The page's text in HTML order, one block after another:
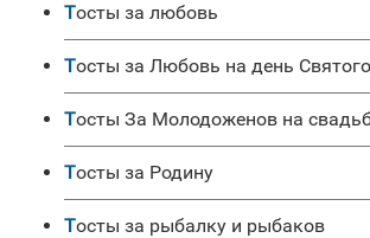
Тосты за любовь
Тосты за Любовь на день
Тосты За Молодоженов на
Тосты за Родину
Тосты за рыбалку и рыбаков